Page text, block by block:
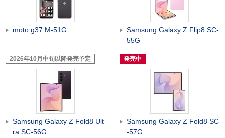
moto g37 M-51G
2026年10月中旬以降発売予定
Samsung Galaxy Z Flip8 SC-
55G
発売中
Samsung Galaxy Z Fold8 Ult
ra SC-56G
Samsung Galaxy Z Fold8 SC
-57G